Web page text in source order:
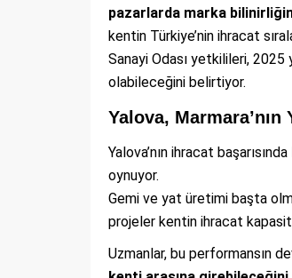
pazarlarda marka
kentin Türkiye’nin ihracat
Sanayi Odası yetkilileri, 2025
olabileceğini belirtiyor.
Yalova,
Yalova’nın ihracat başarısında
oynuyor.
Gemi ve yat üretimi başta
projeler kentin ihracat
Uzmanlar, bu performansın